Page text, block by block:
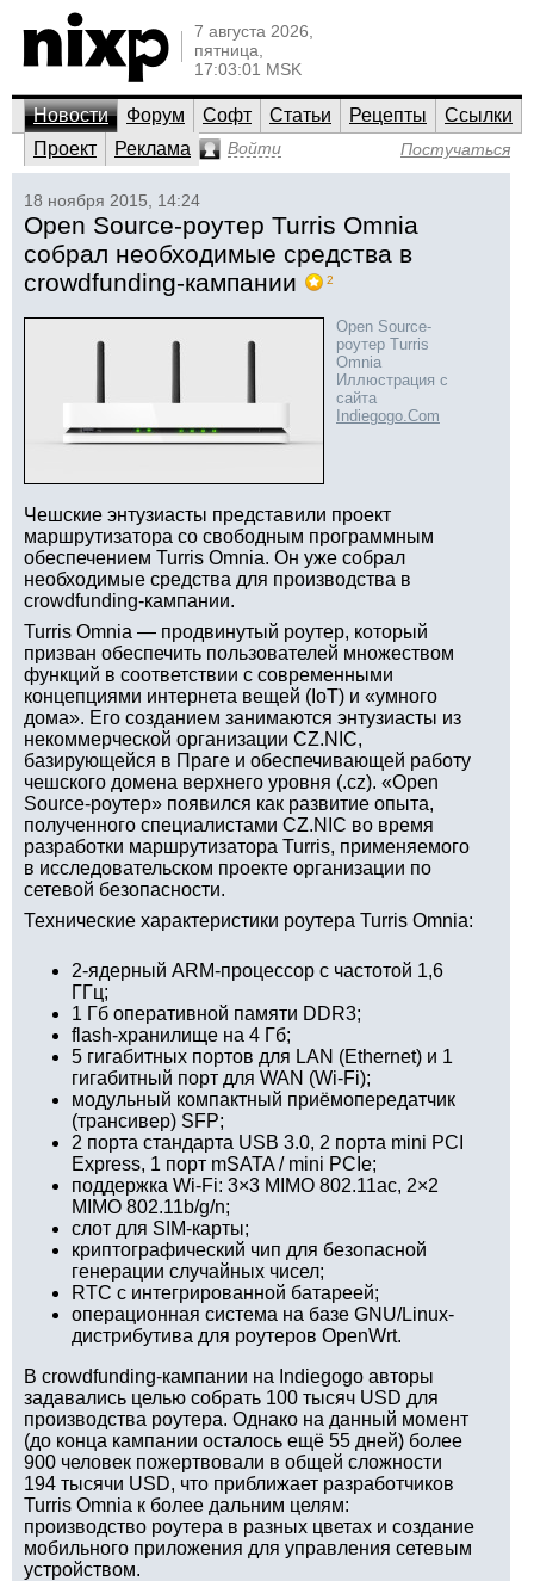
7 августа 2026,
пятница,
17:03:01 MSK
Новости Форум Софт Статьи Рецепты
Ссылки
Проект
Реклама Войти Постучаться
18 ноября 2015, 14:24
Open Source-роутер Turris Omnia
собрал необходимые средства в
crowdfunding-кампании
2
Open Source-
роутер Turris
Omnia
Иллюстрация с
сайта
Indiegogo.Com
Чешские энтузиасты представили проект
маршрутизатора со свободным программным
обеспечением Turris Omnia. Он уже собрал
необходимые средства для производства в
crowdfunding-кампании.
Turris Omnia — продвинутый роутер, который
призван обеспечить пользователей множеством
функций в соответствии с современными
концепциями интернета вещей (IoT) и «умного
дома». Его созданием занимаются энтузиасты из
некоммерческой организации CZ.NIC,
базирующейся в Праге и обеспечивающей работу
чешского домена верхнего уровня (.cz). «Open
Source-роутер» появился как развитие опыта,
полученного специалистами CZ.NIC во время
разработки маршрутизатора Turris, применяемого
в исследовательском проекте организации по
сетевой безопасности.
Технические характеристики роутера Turris Omnia:
2-ядерный ARM-процессор с частотой 1,6
ГГц;
1 Гб оперативной памяти DDR3;
flash-хранилище на 4 Гб;
5 гигабитных портов для LAN (Ethernet) и 1
гигабитный порт для WAN (Wi-Fi);
модульный компактный приёмопередатчик
(трансивер) SFP;
2 порта стандарта USB 3.0, 2 порта mini PCI
Express, 1 порт mSATA / mini PCIe;
поддержка Wi-Fi: 3×3 MIMO 802.11ac, 2×2
MIMO 802.11b/g/n;
слот для SIM-карты;
криптографический чип для безопасной
генерации случайных чисел;
RTC с интегрированной батареей;
операционная система на базе GNU/Linux-
дистрибутива для роутеров OpenWrt.
В crowdfunding-кампании на Indiegogo авторы
задавались целью собрать 100 тысяч USD для
производства роутера. Однако на данный момент
(до конца кампании осталось ещё 55 дней) более
900 человек пожертвовали в общей сложности
194 тысячи USD, что приближает разработчиков
Turris Omnia к более дальним целям:
производство роутера в разных цветах и создание
мобильного приложения для управления сетевым
устройством.